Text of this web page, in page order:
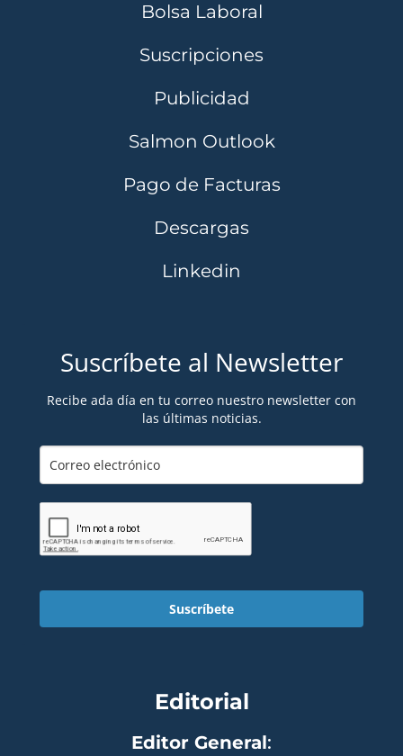
Bolsa Laboral
Suscripciones
Publicidad
Salmon Outlook
Pago de Facturas
Descargas
Linkedin
Suscríbete al Newsletter
Recibe ada día en tu correo nuestro newsletter con
las últimas noticias.
Suscríbete
Editorial
Editor General: